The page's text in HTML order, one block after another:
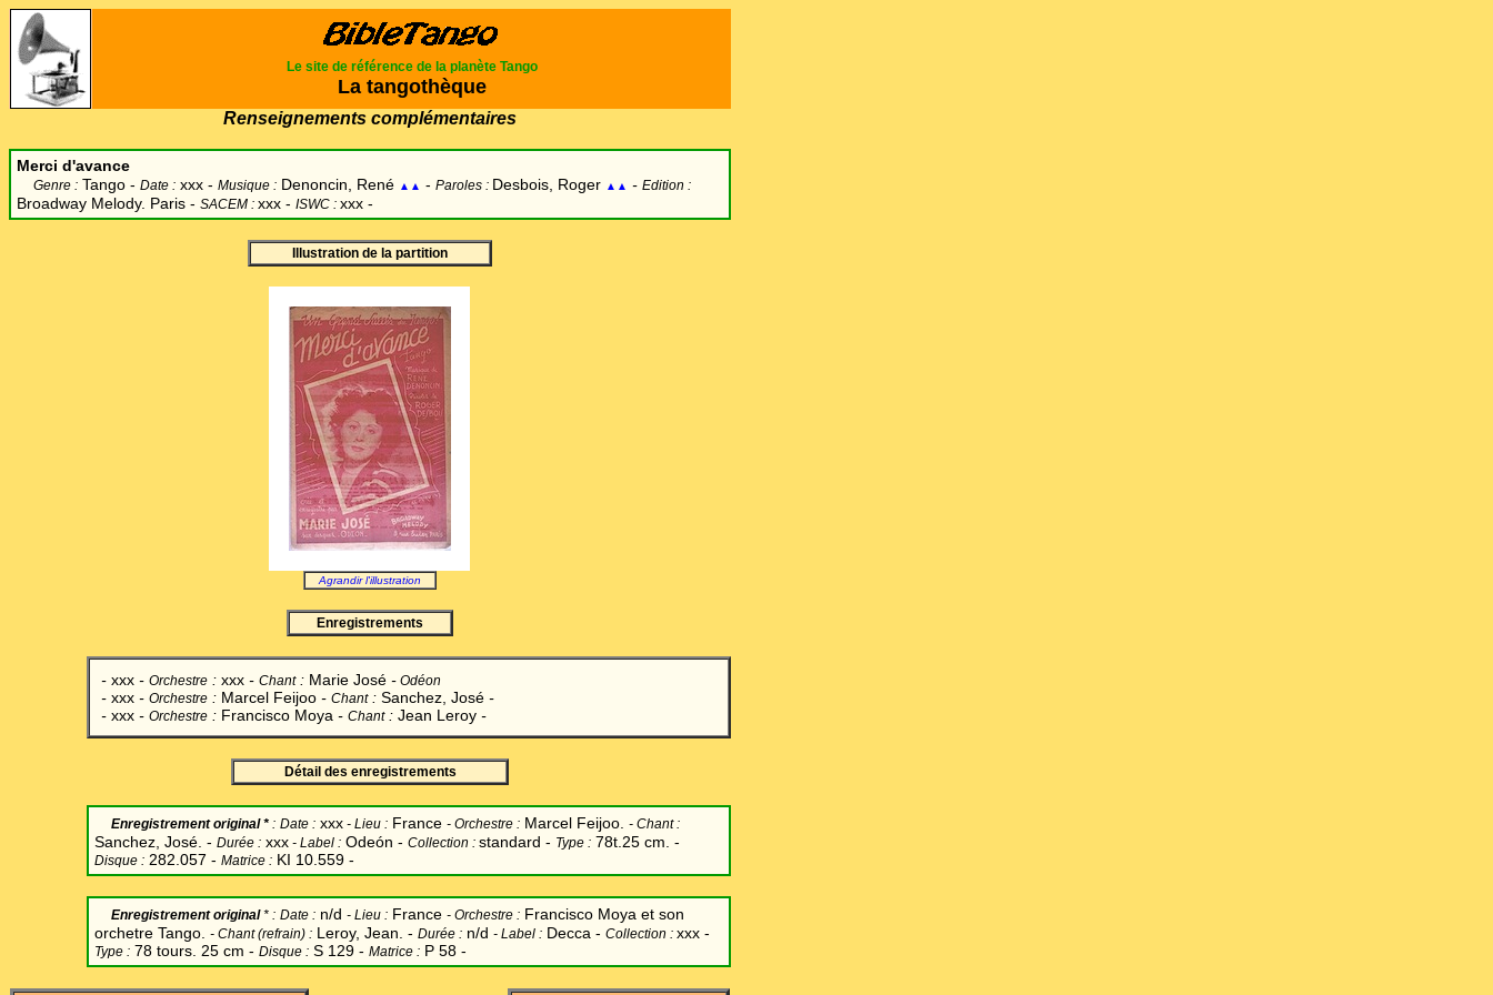
Le site de référence de la planète Tango
La tangothèque
Renseignements complémentaires
Merci d'avance
Genre : Tango - Date : xxx - Musique : Denoncin, René ▲▲ - Paroles : Desbois, Roger ▲▲ - Edition :
Broadway Melody. Paris - SACEM : xxx - ISWC : xxx -
Illustration de la partition
Agrandir l'illustration
Enregistrements
- xxx - Orchestre : xxx - Chant: Marie José - Odéon
- xxx - Orchestre : Marcel Feijoo - Chant: Sanchez, José -
- xxx - Orchestre : Francisco Moya - Chant: Jean Leroy -
Détail des enregistrements
Enregistrement original * : Date : xxx - Lieu : France - Orchestre : Marcel Feijoo. - Chant:
Sanchez, José. - Durée : xxx - Label : Odeón - Collection : standard - Type : 78t.25 cm. -
Disque : 282.057 - Matrice : KI 10.559 -
Enregistrement original* : Date : n/d - Lieu : France - Orchestre : Francisco Moya et son
orchetre Tango. - Chant(refrain) : Leroy, Jean. - Durée : n/d - Label : Decca - Collection : xxx -
Type : 78 tours. 25 cm - Disque : S 129 - Matrice : P 58 -